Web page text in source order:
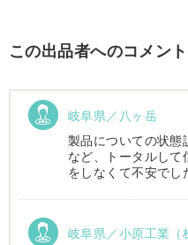
この出品者へのコメント
岐阜県／八ヶ岳
製品についての状態
など、トータルして
をしなくて不安でし
岐阜県／小原工業（